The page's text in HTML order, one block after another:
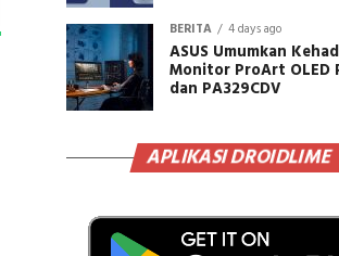
BERITA 4 days ago
ASUS Umumkan
Monitor ProArt OLED
dan PA329CDV
APLIKASI DROIDLIME